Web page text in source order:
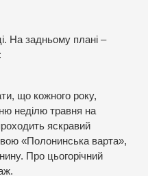
На задньому плані –
що кожного року,
неділю травня на
яскравий
«Полонинська варта»,
Про цьогорічний
.